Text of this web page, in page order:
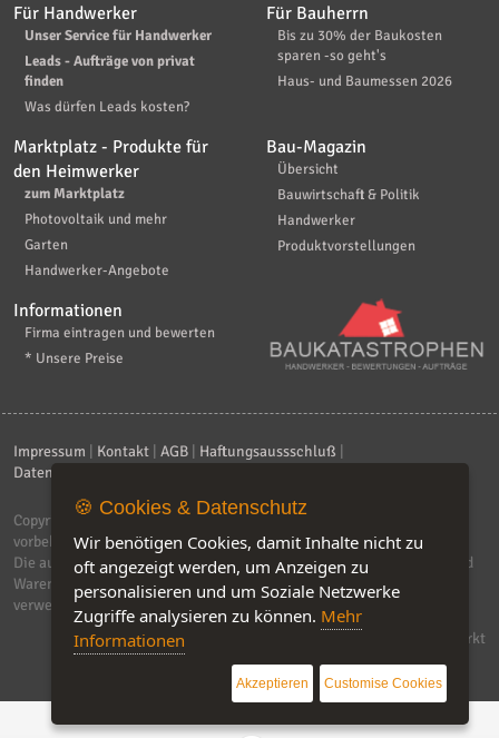
Für Handwerker
Unser Service für Handwerker
Leads - Aufträge von privat
finden
Was dürfen Leads kosten?
Für Bauherrn
Bis zu 30% der Baukosten
sparen -so geht's
Haus- und Baumessen 2026
Marktplatz - Produkte für
den Heimwerker
zum Marktplatz
Photovoltaik und mehr
Garten
Handwerker-Angebote
Bau-Magazin
Übersicht
Bauwirtschaft & Politik
Handwerker
Produktvorstellungen
Informationen
Firma eintragen und bewerten
* Unsere Preise
Impressum Kontakt AGB Haftungsaussschluß
Datenschutzerklärung
Copyright © 2026ebiz-consult GmbH & Co. KG
vorbehalten.
Die auf dieser Seite verwendeten Produktbezeichnungen, Namen und
Warenzeichen sind Eigentum der jeweiligen Firmen. Unser Portal
verwendet Affiliat-Links, für dir wir Geld erhalten.
Software by IQ-Markt
🍪 Cookies & Datenschutz
Wir benötigen Cookies, damit Inhalte nicht zu
oft angezeigt werden, um Anzeigen zu
personalisieren und um Soziale Netzwerke
Zugriffe analysieren zu können. Mehr
Informationen
Akzeptieren Customise Cookies